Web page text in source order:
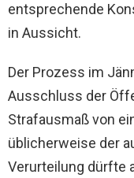
entsprechende
in Aussicht.
Der Prozess im
Ausschluss der
Strafausmaß von
üblicherweise der
Verurteilung dürfte